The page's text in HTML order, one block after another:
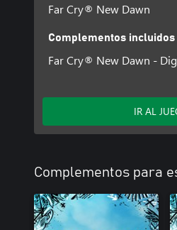
Far Cry® New Dawn
Complementos incluidos
Far Cry® New Dawn -
IR AL
Complementos para